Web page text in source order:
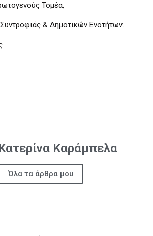
Τομέα,
& Δημοτικών Ενοτήτων.
Καράμπελα
Όλα τα άρθρα μου